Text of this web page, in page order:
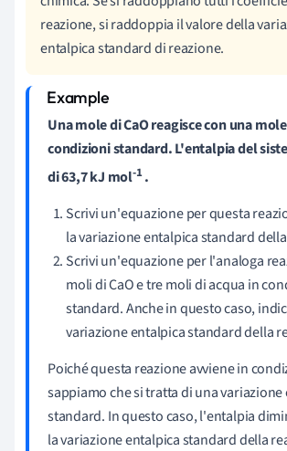
reazione, si raddoppia il valore della
entalpica standard di reazione.
Una mole di CaO reagisce con una
condizioni standard. L'entalpia del
di 63,7 kJ mol-1.
Scrivi un'equazione per questa
la variazione entalpica standard
Scrivi un'equazione per l'analoga
moli di CaO e tre moli di acqua in
standard. Anche in questo caso,
variazione entalpica standard della
Poiché questa reazione avviene in
sappiamo che si tratta di una variazione
standard. In questo caso, l'entalpia
la variazione entalpica standard della